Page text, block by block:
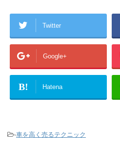
Twitter
Google+
B! Hatena
-車を高く売るテクニック